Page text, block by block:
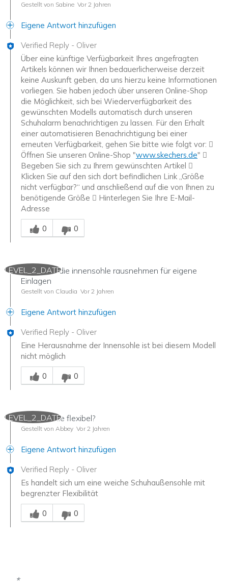
Gestellt von Sabine Vor 2 Jahren
Eigene Antwort hinzufügen
Verified Reply - Oliver
Über eine künftige Verfügbarkeit Ihres angefragten
Artikels können wir Ihnen bedauerlicherweise derzeit
keine Auskunft geben, da uns hierzu keine Informationen
vorliegen. Sie haben jedoch über unseren Online-Shop
die Möglichkeit, sich bei Wiederverfügbarkeit des
gewünschten Modells automatisch durch unseren
Schuhalarm benachrichtigen zu lassen. Für den Erhalt
einer automatisieren Benachrichtigung bei einer
erneuten Verfügbarkeit, gehen Sie bitte wie folgt vor: 
Öffnen Sie unseren Online-Shop "www.skechers.de" 
Begeben Sie sich zu Ihrem gewünschten Artikel 
Klicken Sie auf den sich dort befindlichen Link „Größe
nicht verfügbar?“ und anschließend auf die von Ihnen zu
benötigende Größe  Hinterlegen Sie Ihre E-Mail-
Adresse
Mitarbeiter-Gutachter
0
0
LEVEL_2_DATE
Kann man die innensohle rausnehmen für eigene
Einlagen
Gestellt von Claudia Vor 2 Jahren
Eigene Antwort hinzufügen
Verified Reply - Oliver
Eine Herausnahme der Innensohle ist bei diesem Modell
nicht möglich
Mitarbeiter-Gutachter
0
0
LEVEL_2_DATE
Ist die Sohle flexibel?
Gestellt von Abbey Vor 2 Jahren
Eigene Antwort hinzufügen
Verified Reply - Oliver
Es handelt sich um eine weiche Schuhaußensohle mit
begrenzter Flexibilität
Mitarbeiter-Gutachter
0
0